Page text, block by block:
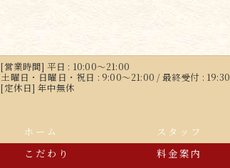
[営業時間] 平日 : 10:00～21:00
土曜日・日曜日・祝日 : 9:00～21:00 / 最終受付 : 19:30
[定休日] 年中無休
ホーム
こだわり
スタッフ
料金案内